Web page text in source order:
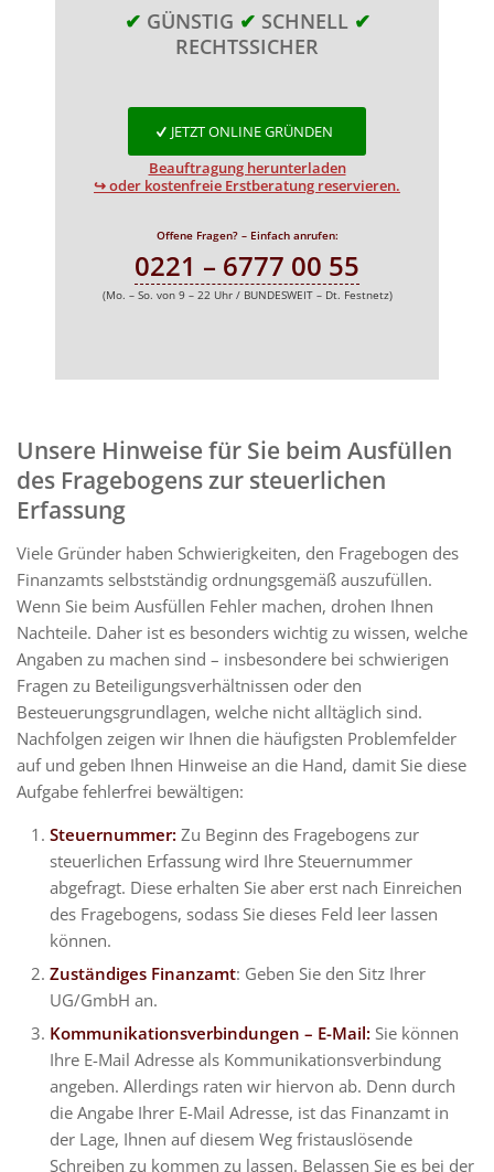
✔ GÜNSTIG ✔ SCHNELL ✔
RECHTSSICHER
JETZT ONLINE GRÜNDEN
Beauftragung herunterladen
↪ oder kostenfreie Erstberatung reservieren.
Offene Fragen? – Einfach anrufen:
0221 – 6777 00 55
(Mo. – So. von 9 – 22 Uhr / BUNDESWEIT – Dt. Festnetz)
Unsere Hinweise für Sie beim Ausfüllen
des Fragebogens zur steuerlichen
Erfassung
Viele Gründer haben Schwierigkeiten, den Fragebogen des
Finanzamts selbstständig ordnungsgemäß auszufüllen.
Wenn Sie beim Ausfüllen Fehler machen, drohen Ihnen
Nachteile. Daher ist es besonders wichtig zu wissen, welche
Angaben zu machen sind – insbesondere bei schwierigen
Fragen zu Beteiligungsverhältnissen oder den
Besteuerungsgrundlagen, welche nicht alltäglich sind.
Nachfolgen zeigen wir Ihnen die häufigsten Problemfelder
auf und geben Ihnen Hinweise an die Hand, damit Sie diese
Aufgabe fehlerfrei bewältigen:
Steuernummer: Zu Beginn des Fragebogens zur
steuerlichen Erfassung wird Ihre Steuernummer
abgefragt. Diese erhalten Sie aber erst nach Einreichen
des Fragebogens, sodass Sie dieses Feld leer lassen
können.
Zuständiges Finanzamt: Geben Sie den Sitz Ihrer
UG/GmbH an.
Kommunikationsverbindungen – E-Mail: Sie können
Ihre E-Mail Adresse als Kommunikationsverbindung
angeben. Allerdings raten wir hiervon ab. Denn durch
die Angabe Ihrer E-Mail Adresse, ist das Finanzamt in
der Lage, Ihnen auf diesem Weg fristauslösende
Schreiben zu kommen zu lassen. Belassen Sie es bei der